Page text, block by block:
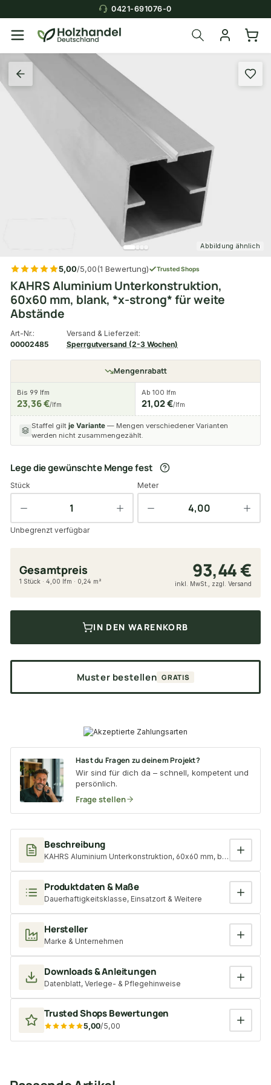
0421-691076-0
Abbildung ähnlich
Beschreibung
KAHRS Aluminium Unterkonstruktion, 60x60 mm, blank, *x-
Produktdaten & Maße
Dauerhaftigkeitsklasse, Einsatzort & Weitere
Hersteller
Marke & Unternehmen
Downloads & Anleitungen
Datenblatt, Verlege- & Pflegehinweise
Trusted Shops Bewertungen
5,00/5,00
5,00/5,00(1 Bewertung) Trusted Shops
KAHRS Aluminium Unterkonstruktion,
60x60 mm, blank, *x-strong* für weite
Abstände
Art-Nr.:
00002485
Versand & Lieferzeit:
Sperrgutversand (2-3 Wochen)
Mengenrabatt
Bis 99 lfm
23,36 €/lfm
Ab 100 lfm
21,02 €/lfm
Staffel gilt je Variante — Mengen verschiedener Varianten
werden nicht zusammengezählt.
Lege die gewünschte Menge fest
Stück Meter
Unbegrenzt verfügbar
Gesamtpreis 93,44 €
1 Stück · 4,00 lfm · 0,24 m² inkl. MwSt., zzgl. Versand
IN DEN WARENKORB
Muster bestellen GRATIS
Hast du Fragen zu deinem Projekt?
Wir sind für dich da – schnell, kompetent und
persönlich.
Frage stellen